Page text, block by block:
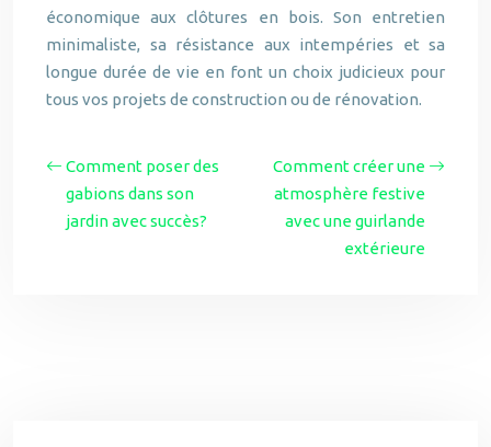
économique aux clôtures en bois. Son entretien
minimaliste, sa résistance aux intempéries et sa
longue durée de vie en font un choix judicieux pour
tous vos projets de construction ou de rénovation.
Comment poser des
gabions dans son
jardin avec succès?
Comment créer une
atmosphère festive
avec une guirlande
extérieure